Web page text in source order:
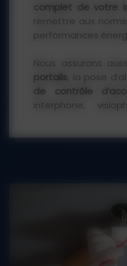
complet de votre
remettre aux
performances
Nous assurons
portails, la pose
de contrôle
interphone,
est associée à nos
Côté dépannage
interviennent
: